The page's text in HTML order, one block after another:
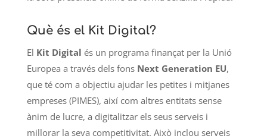
Què és el Kit Digital?
El Kit Digital és un programa finançat per la Unió
Europea a través dels fons Next Generation EU,
que té com a objectiu ajudar les petites i mitjanes
empreses (PIMES), així com altres entitats sense
ànim de lucre, a digitalitzar els seus serveis i
millorar la seva competitivitat. Això inclou serveis